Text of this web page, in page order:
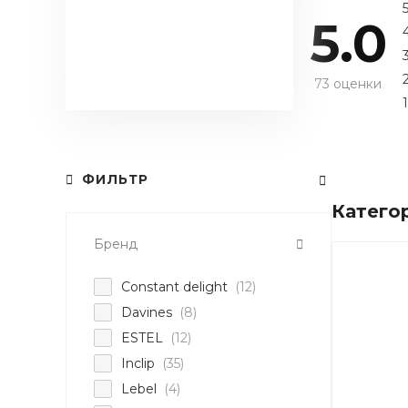
5.0
73 оценки
5
3
1
ФИЛЬТР
Бренд
Constant delight (12)
Davines (8)
ESTEL
(12)
Inclip
(35)
Lebel
(4)